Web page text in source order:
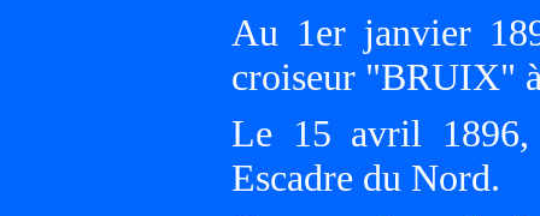
Au 1er janvier
croiseur "BRUIX"
Le 15 avril 1896,
Escadre du Nord.